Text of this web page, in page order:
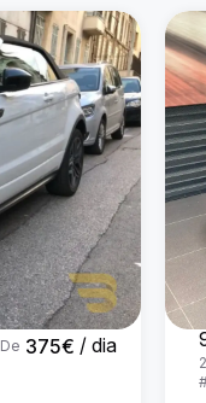
De 375€ / dia